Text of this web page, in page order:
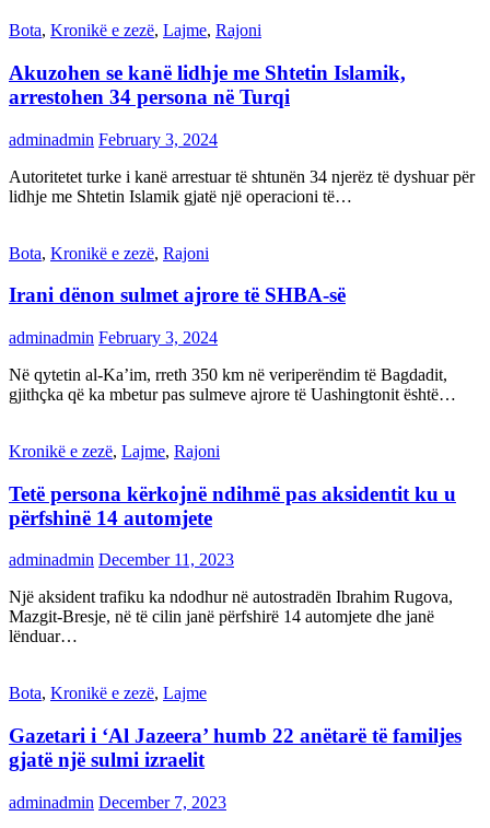
Bota, Kronikë e zezë, Lajme, Rajoni
Akuzohen se kanë lidhje me Shtetin Islamik,
arrestohen 34 persona në Turqi
adminadmin February 3, 2024
Autoritetet turke i kanë arrestuar të shtunën 34 njerëz të dyshuar për
lidhje me Shtetin Islamik gjatë një operacioni të…
Bota, Kronikë e zezë, Rajoni
Irani dënon sulmet ajrore të SHBA-së
adminadmin February 3, 2024
Në qytetin al-Ka’im, rreth 350 km në veriperëndim të Bagdadit,
gjithçka që ka mbetur pas sulmeve ajrore të Uashingtonit është…
Kronikë e zezë, Lajme, Rajoni
Tetë persona kërkojnë ndihmë pas aksidentit ku u
përfshinë 14 automjete
adminadmin December 11, 2023
Një aksident trafiku ka ndodhur në autostradën Ibrahim Rugova,
Mazgit-Bresje, në të cilin janë përfshirë 14 automjete dhe janë
lënduar…
Bota, Kronikë e zezë, Lajme
Gazetari i ‘Al Jazeera’ humb 22 anëtarë të familjes
gjatë një sulmi izraelit
adminadmin December 7, 2023